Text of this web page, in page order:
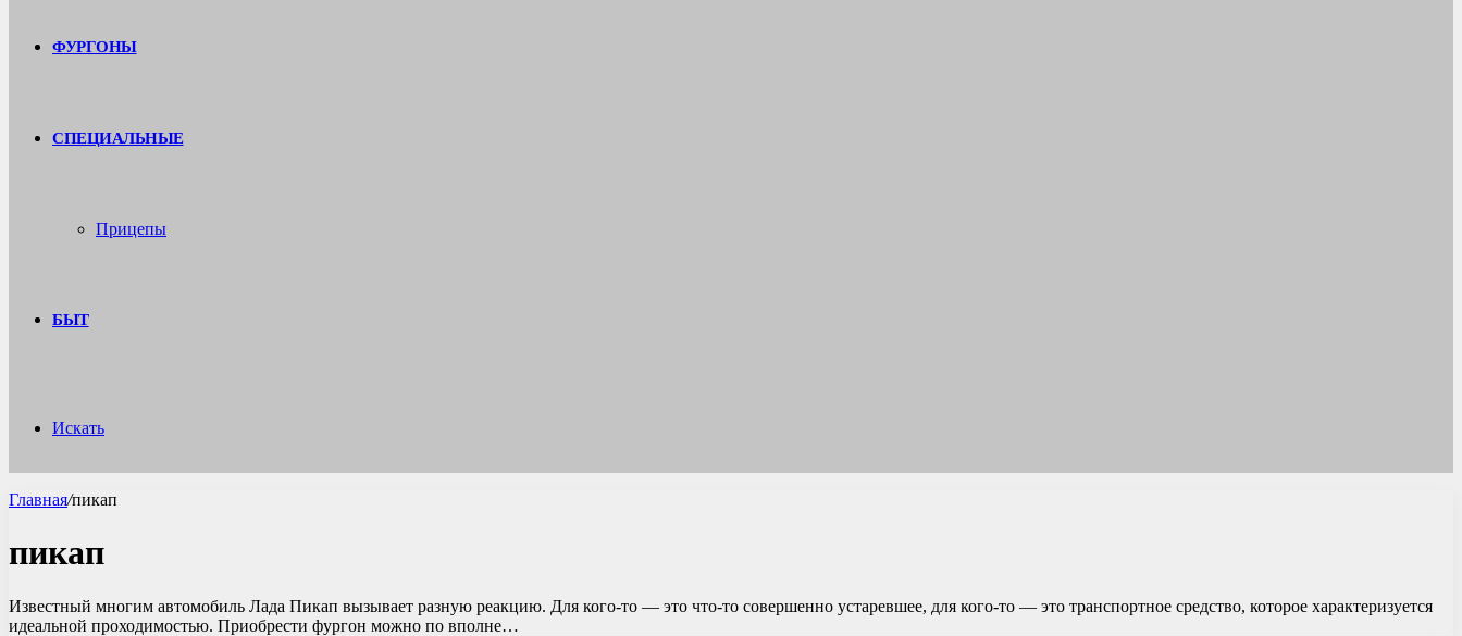
ФУРГОНЫ
СПЕЦИАЛЬНЫЕ
Прицепы
БЫТ
Искать
Главная/пикап
пикап
Известный многим автомобиль Лада Пикап вызывает разную реакцию. Для кого-то — это что-то совершенно устаревшее, для кого-то — это транспортное средство, которое характеризуется
идеальной проходимостью. Приобрести фургон можно по вполне…